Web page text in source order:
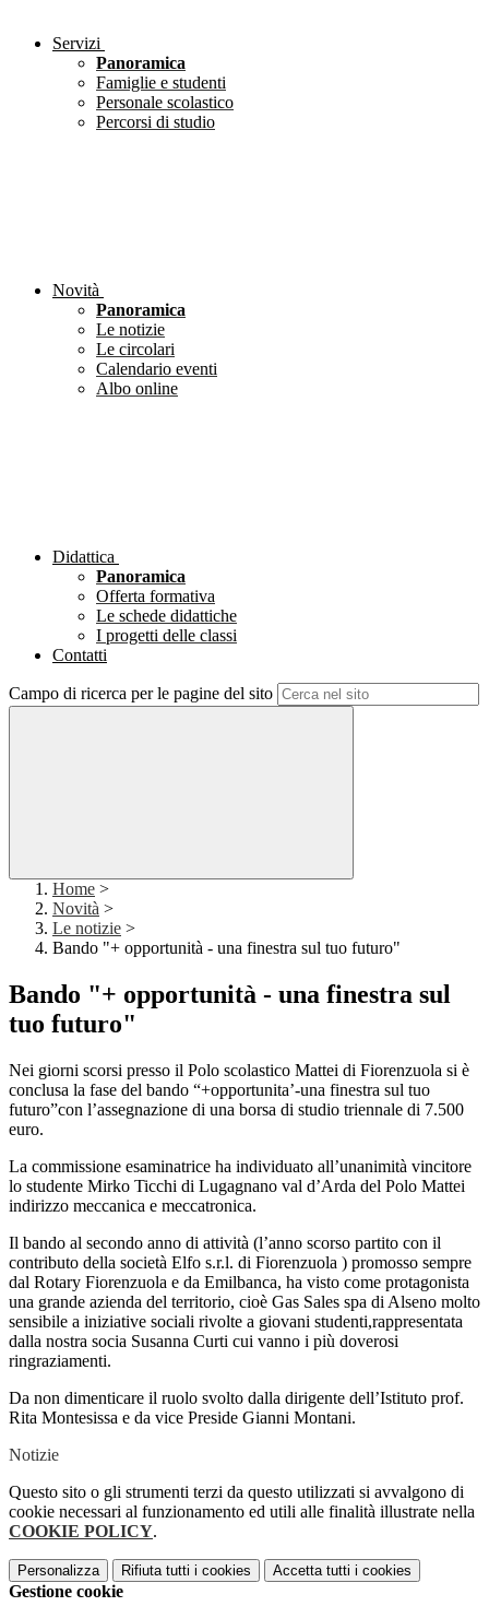
Servizi
Panoramica
Famiglie e studenti
Personale scolastico
Percorsi di studio
Novità
Panoramica
Le notizie
Le circolari
Calendario eventi
Albo online
Didattica
Panoramica
Offerta formativa
Le schede didattiche
I progetti delle classi
Contatti
Campo di ricerca per le pagine del sito
Home >
Novità >
Le notizie >
Bando "+ opportunità - una finestra sul tuo futuro"
Bando "+ opportunità - una finestra sul
tuo futuro"
Nei giorni scorsi presso il Polo scolastico Mattei di Fiorenzuola si è
conclusa la fase del bando “+opportunita’-una finestra sul tuo
futuro”con l’assegnazione di una borsa di studio triennale di 7.500
euro.
La commissione esaminatrice ha individuato all’unanimità vincitore
lo studente Mirko Ticchi di Lugagnano val d’Arda del Polo Mattei
indirizzo meccanica e meccatronica.
Il bando al secondo anno di attività (l’anno scorso partito con il
contributo della società Elfo s.r.l. di Fiorenzuola ) promosso sempre
dal Rotary Fiorenzuola e da Emilbanca, ha visto come protagonista
una grande azienda del territorio, cioè Gas Sales spa di Alseno molto
sensibile a iniziative sociali rivolte a giovani studenti,rappresentata
dalla nostra socia Susanna Curti cui vanno i più doverosi
ringraziamenti.
Da non dimenticare il ruolo svolto dalla dirigente dell’Istituto prof.
Rita Montesissa e da vice Preside Gianni Montani.
Notizie
Questo sito o gli strumenti terzi da questo utilizzati si avvalgono di
cookie necessari al funzionamento ed utili alle finalità illustrate nella
COOKIE POLICY.
Personalizza Rifiuta tutti i cookies Accetta tutti i cookies
Gestione cookie